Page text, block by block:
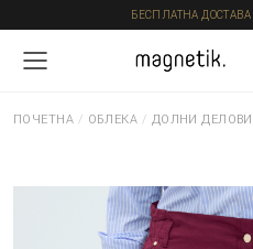
БЕСПЛАТНА
ПОЧЕТНА / ОБЛЕКА / ДОЛНИ ДЕЛОВИ